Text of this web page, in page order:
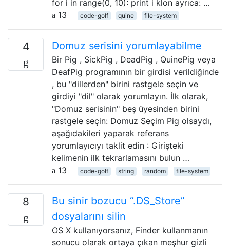
for i in range(0, 10): print i klon ayrıca: …
13
code-golf quine file-system
4 Domuz serisini yorumlayabilme
Bir Pig , SickPig , DeadPig , QuinePig veya
DeafPig programının bir girdisi verildiğinde
, bu "dillerden" birini rastgele seçin ve
girdiyi "dil" olarak yorumlayın. İlk olarak,
"Domuz serisinin" beş üyesinden birini
rastgele seçin: Domuz Seçim Pig olsaydı,
aşağıdakileri yaparak referans
yorumlayıcıyı taklit edin : Girişteki
kelimenin ilk tekrarlamasını bulun …
13
code-golf string random file-system
8
Bu sinir bozucu “.DS_Store”
dosyalarını silin
OS X kullanıyorsanız, Finder kullanmanın
sonucu olarak ortaya çıkan meşhur gizli